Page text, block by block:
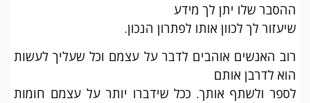
ההסבר שלו יתן לך מידע
שיעזור לך לכוון אותו לפתרון הנכון.
רוב האנשים אוהבים לדבר על עצמם וכל שעליך לעשות
הוא לדרבן אותם
לספר ולשתף אותך. ככל שידברו יותר על עצמם חומות